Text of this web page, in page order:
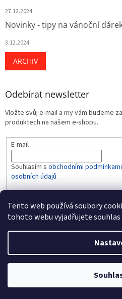
Tento web používá soubory
tohoto webu vyjadřujete
27.12.2024
Novinky - tipy na vánoční
3.12.2024
ARCHIV
Odebírat newsletter
Vložte svůj e-mail a my vám budeme
produktech na našem e-shopu.
E-mail
Souhlasím s obchodními podmínkami
osobních údajů
PŘIHLÁSIT SE
Vytvořil
BABY-LINE.